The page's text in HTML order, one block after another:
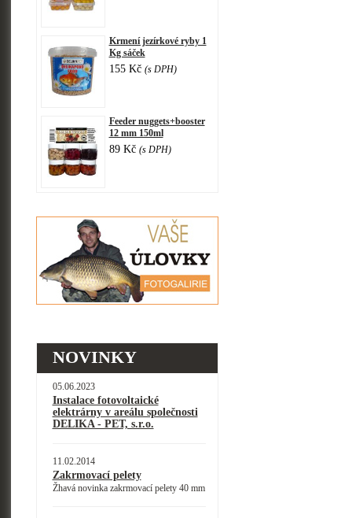
Krmení jezírkové ryby 1
Kg sáček
155 Kč (s DPH)
Feeder nuggets+booster
12 mm 150ml
89 Kč (s DPH)
NOVINKY
05.06.2023
Instalace fotovoltaické
elektrárny v areálu společnosti
DELIKA - PET, s.r.o.
11.02.2014
Zakrmovací pelety
Žhavá novinka zakrmovací pelety 40 mm